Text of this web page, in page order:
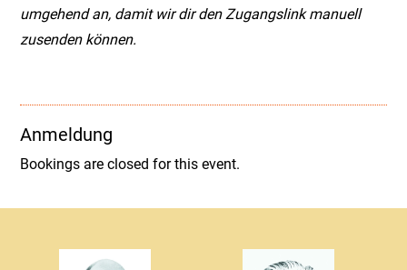
umgehend an, damit wir dir den Zugangslink manuell
zusenden können.
Anmeldung
Bookings are closed for this event.